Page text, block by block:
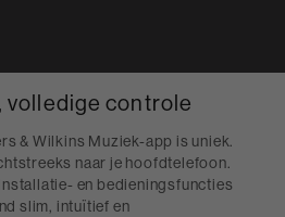
volledige controle
& Wilkins Muziek-app is uniek.
naar je hoofdtelefoon.
en bedieningsfuncties
slim, intuïtief en